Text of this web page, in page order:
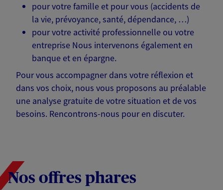
pour votre famille et pour vous (accidents de
la vie, prévoyance, santé, dépendance, …)
pour votre activité professionnelle ou votre
entreprise Nous intervenons également en
banque et en épargne.
Pour vous accompagner dans votre réflexion et
dans vos choix, nous vous proposons au préalable
une analyse gratuite de votre situation et de vos
besoins. Rencontrons-nous pour en discuter.
Nos offres phares